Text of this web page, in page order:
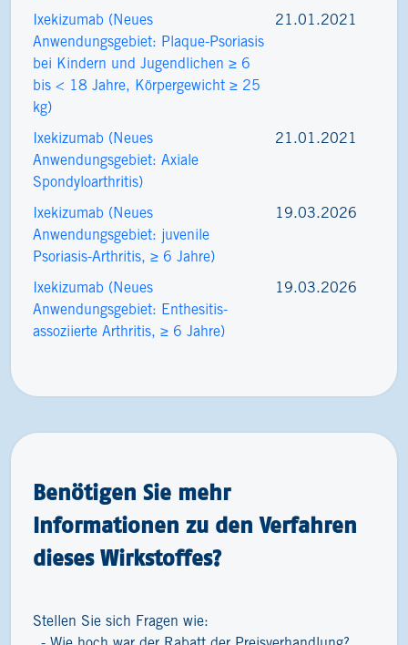
Ixekizumab (Neues
Anwendungsgebiet: Plaque-​Psoriasis
bei Kindern und Jugendlichen ≥ 6
bis < 18 Jahre, Körpergewicht ≥ 25
kg)
21.01.2021
Ixekizumab (Neues
Anwendungsgebiet: Axiale
Spondyloarthritis)
21.01.2021
Ixekizumab (Neues
Anwendungsgebiet: juvenile
Psoriasis-Arthritis, ≥ 6 Jahre)
19.03.2026
Ixekizumab (Neues
Anwendungsgebiet: Enthesitis-
assoziierte Arthritis, ≥ 6 Jahre)
19.03.2026
Benötigen Sie mehr
Informationen zu den Verfahren
dieses Wirkstoffes?
Stellen Sie sich Fragen wie: